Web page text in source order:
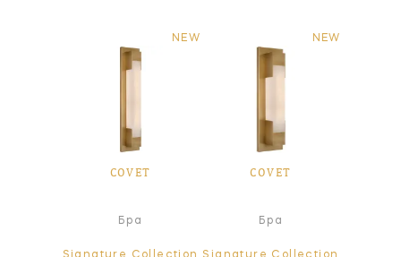
NEW
COVET
Бра
Signature Collection
NEW
COVET
Бра
Signature Collection